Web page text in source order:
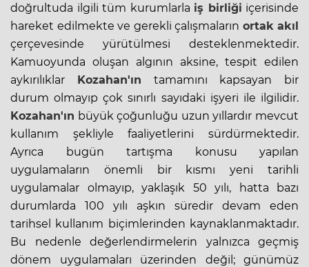
doğrultuda ilgili tüm kurumlarla iş birliği içerisinde
hareket edilmekte ve gerekli çalışmaların ortak akıl
çerçevesinde yürütülmesi desteklenmektedir.
Kamuoyunda oluşan algının aksine, tespit edilen
aykırılıklar Kozahan'ın tamamını kapsayan bir
durum olmayıp çok sınırlı sayıdaki işyeri ile ilgilidir.
Kozahan'ın büyük çoğunluğu uzun yıllardır mevcut
kullanım şekliyle faaliyetlerini sürdürmektedir.
Ayrıca bugün tartışma konusu yapılan
uygulamaların önemli bir kısmı yeni tarihli
uygulamalar olmayıp, yaklaşık 50 yılı, hatta bazı
durumlarda 100 yılı aşkın süredir devam eden
tarihsel kullanım biçimlerinden kaynaklanmaktadır.
Bu nedenle değerlendirmelerin yalnızca geçmiş
dönem uygulamaları üzerinden değil; günümüz